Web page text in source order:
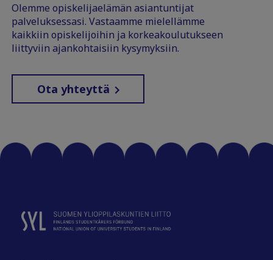
Olemme opiskelijaelämän asiantuntijat
palveluksessasi. Vastaamme mielellämme
kaikkiin opiskelijoihin ja korkeakoulutukseen
liittyviin ajankohtaisiin kysymyksiin.
Ota yhteyttä